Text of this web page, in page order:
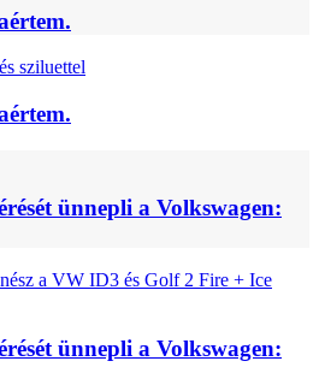
ünnepli a Volkswagen:
ünnepli a Volkswagen: